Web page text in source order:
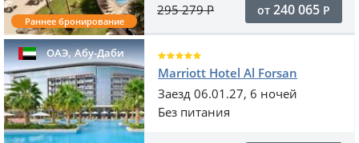
Раннее бронирование
295 279Р от 240 065 Р
ОАЭ,Абу-Даби
Marriott Hotel Al Forsan
Заезд 06.01.27, 6 ночей
Без питания